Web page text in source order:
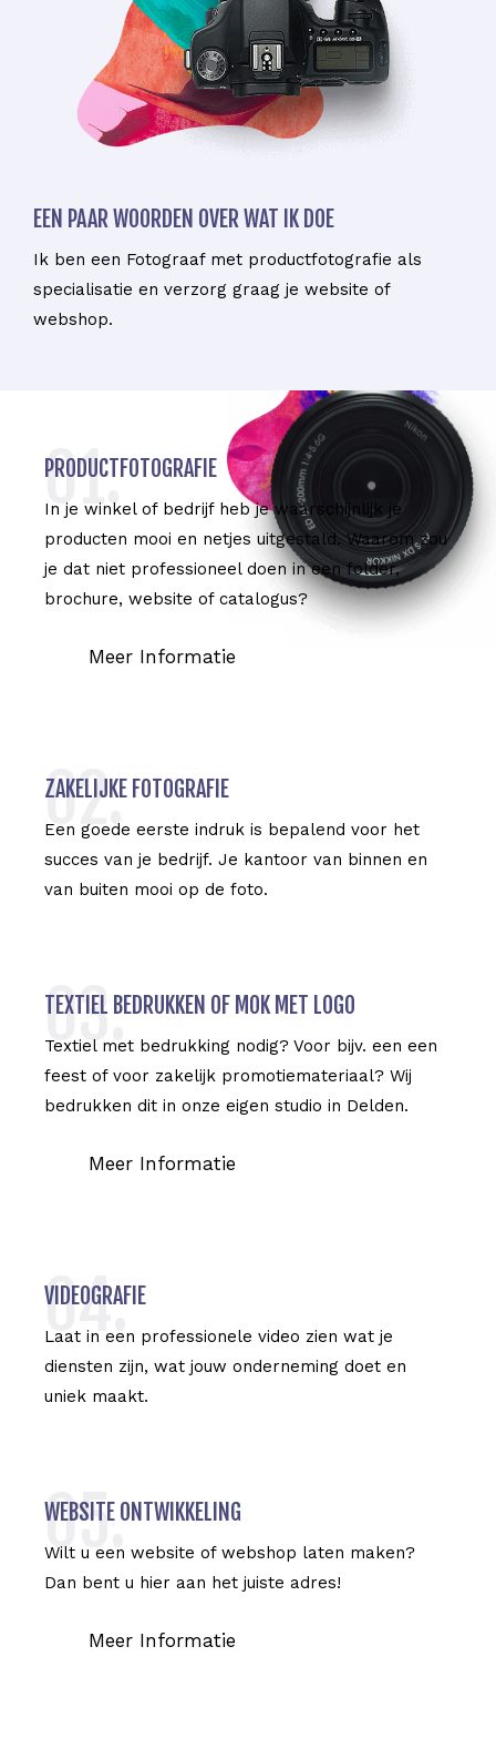
EEN PAAR WOORDEN OVER WAT IK DOE
Ik ben een Fotograaf met productfotografie als
specialisatie en verzorg graag je website of
webshop.
01.
PRODUCTFOTOGRAFIE
In je winkel of bedrijf heb je waarschijnlijk je
producten mooi en netjes uitgestald. Waarom zou
je dat niet professioneel doen in een folder,
brochure, website of catalogus?
Meer Informatie
02.
ZAKELIJKE FOTOGRAFIE
Een goede eerste indruk is bepalend voor het
succes van je bedrijf. Je kantoor van binnen en
van buiten mooi op de foto.
03.
TEXTIEL BEDRUKKEN OF MOK MET LOGO
Textiel met bedrukking nodig? Voor bijv. een een
feest of voor zakelijk promotiemateriaal? Wij
bedrukken dit in onze eigen studio in Delden.
Meer Informatie
04.
VIDEOGRAFIE
Laat in een professionele video zien wat je
diensten zijn, wat jouw onderneming doet en
uniek maakt.
05.
WEBSITE ONTWIKKELING
Wilt u een website of webshop laten maken?
Dan bent u hier aan het juiste adres!
Meer Informatie